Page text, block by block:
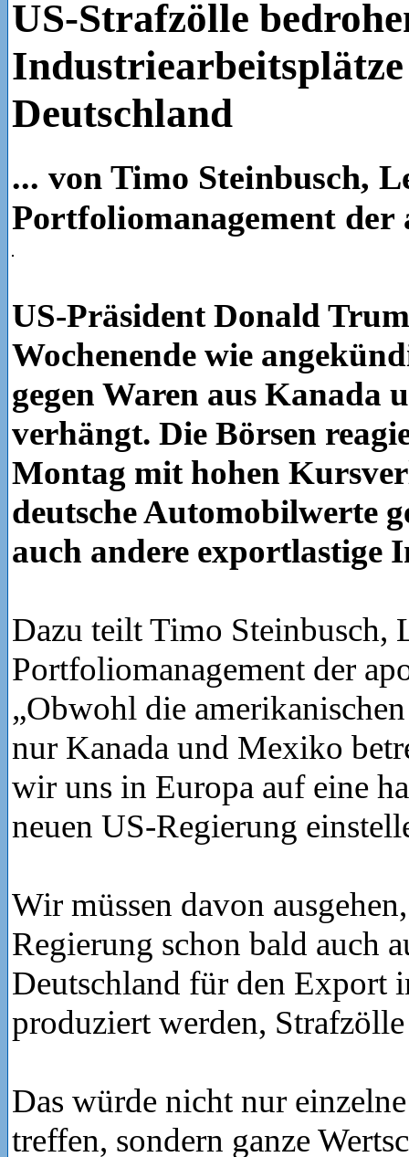
US-Strafzölle
Deutschland
... von Timo Steinbusch,
Portfoliomanagement der
US-Präsident Donald
Wochenende wie
gegen Waren aus Kanada
verhängt. Die Börsen
Montag mit hohen
deutsche Automobilwerte
auch andere exportlastige
Dazu teilt Timo Steinbusch,
Portfoliomanagement der
„Obwohl die
nur Kanada und Mexiko
wir uns in Europa auf eine
neuen US-Regierung
Wir müssen davon
Regierung schon bald auch
Deutschland für den Export
produziert werden,
Das würde nicht nur
treffen, sondern ganze